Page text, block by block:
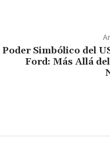
Poder Simbólico del
Ford: Más Allá